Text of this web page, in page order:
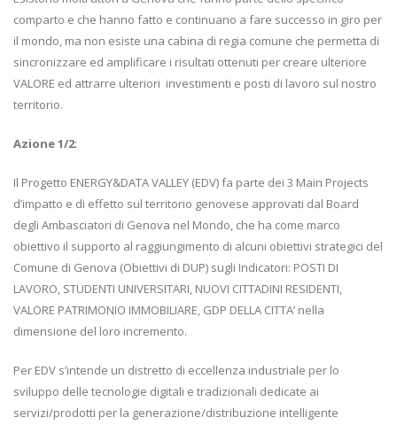
comparto e che hanno fatto e continuano a fare successo in giro per
il mondo, ma non esiste una cabina di regia comune che permetta di
sincronizzare ed amplificare i risultati ottenuti per creare ulteriore
VALORE ed attrarre ulteriori investimenti e posti di lavoro sul nostro
territorio.
Azione 1/2:
Il Progetto ENERGY&DATA VALLEY (EDV) fa parte dei 3 Main Projects
d’impatto e di effetto sul territorio genovese approvati dal Board
degli Ambasciatori di Genova nel Mondo, che ha come marco
obiettivo il supporto al raggiungimento di alcuni obiettivi strategici del
Comune di Genova (Obiettivi di DUP) sugli Indicatori: POSTI DI
LAVORO, STUDENTI UNIVERSITARI, NUOVI CITTADINI RESIDENTI,
VALORE PATRIMONIO IMMOBILIARE, GDP DELLA CITTA’ nella
dimensione del loro incremento.
Per EDV s’intende un distretto di eccellenza industriale per lo
sviluppo delle tecnologie digitali e tradizionali dedicate ai
servizi/prodotti per la generazione/distribuzione intelligente